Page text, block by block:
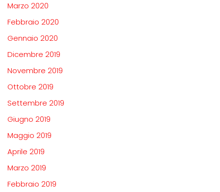
Marzo 2020
Febbraio 2020
Gennaio 2020
Dicembre 2019
Novembre 2019
Ottobre 2019
Settembre 2019
Giugno 2019
Maggio 2019
Aprile 2019
Marzo 2019
Febbraio 2019